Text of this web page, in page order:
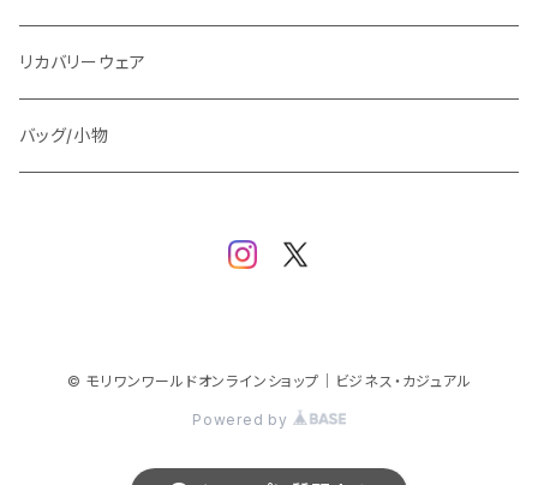
TAION
マウンテンパーカー/アウトドア
ダウン / 中綿アウター
ワイシャツ
ニット/Tシャツ/カットソー
スウェット/パーカー
アウター
トップス（ブラウス/カットソー）
ジャケット
リカバリーウェア
バッグ/小物
© モリワンワールドオンラインショップ｜ビジネス・カジュアル
Powered by